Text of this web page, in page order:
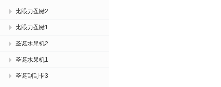
比眼力圣诞2
比眼力圣诞1
圣诞水果机2
圣诞水果机1
圣诞刮刮卡3